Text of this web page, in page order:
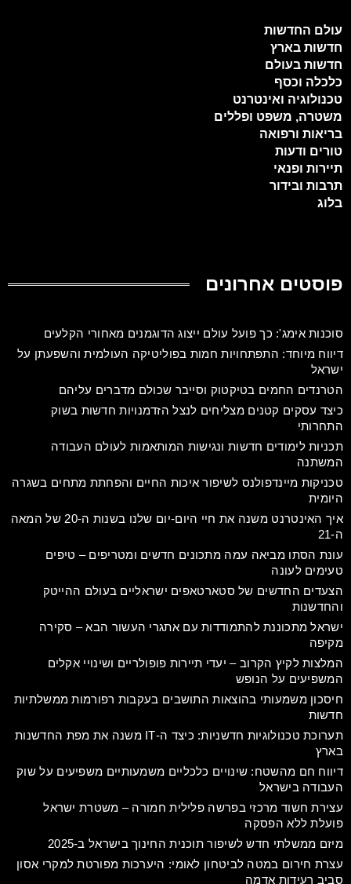
עולם החדשות
חדשות בארץ
חדשות בעולם
כלכלה וכסף
טכנולוגיה ואינטרנט
משטרה, משפט ופללים
בריאות ורפואה
טורים ודעות
תיירות ופנאי
תרבות ובידור
בלוג
פוסטים אחרונים
סוכנות אימג': כך פועל עולם ייצוג הדוגמנים מאחורי הקלעים
דיווח מיוחד: התפתחויות חמות בפוליטיקה העולמית והשפעתן על
ישראל
הטרנדים החמים בטיקטוק וסייבר שכולם מדברים עליהם
כיצד עסקים קטנים מצליחים לנצל הזדמנויות חדשות בשוק
התחרותי
תכניות לימודים חדשות ונגישות המותאמות לעולם העבודה
המשתנה
טכניקות מיינדפולנס לשיפור איכות החיים והפחתת מתחים בשגרה
היומית
איך האינטרנט משנה את חיי היום-יום שלנו בשנות ה-20 של המאה
ה-21
עונת הסתו מביאה עמה מתכונים חדשים ומטריפים – טיפים
טעימים לעונה
הצעדים החדשים של סטארטאפים ישראליים בעולם ההייטק
והחדשנות
ישראל מתכוננת להתמודדות עם אתגרי העשור הבא – סקירה
מקיפה
המלצות לקיץ הקרוב – יעדי תיירות פופולריים ושינויי אקלים
המשפיעים על הנופש
חיסכון משמעותי בהוצאות התושבים בעקבות רפורמות ממשלתיות
חדשות
תערוכת טכנולוגיות חדשניות: כיצד ה-IT משנה את מפת החדשנות
בארץ
דיווח חם מהשטח: שינויים כלכליים משמעותיים משפיעים על שוק
העבודה בישראל
עצירת חשוד מרכזי בפרשה פלילית חמורה – משטרת ישראל
פועלת ללא הפסקה
מיזם ממשלתי חדש לשיפור תוכנית החינוך בישראל ב-2025
עצרת חירום במטה לביטחון לאומי: היערכות מפורטת למקרי אסון
סביב רעידות אדמה